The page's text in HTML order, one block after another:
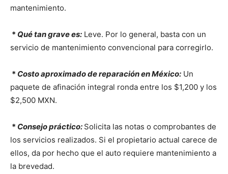
mantenimiento.
* Qué tan grave es: Leve. Por lo general, basta con un
servicio de mantenimiento convencional para corregirlo.
* Costo aproximado de reparación en México: Un
paquete de afinación integral ronda entre los $1,200 y los
$2,500 MXN.
* Consejo práctico: Solicita las notas o comprobantes de
los servicios realizados. Si el propietario actual carece de
ellos, da por hecho que el auto requiere mantenimiento a
la brevedad.